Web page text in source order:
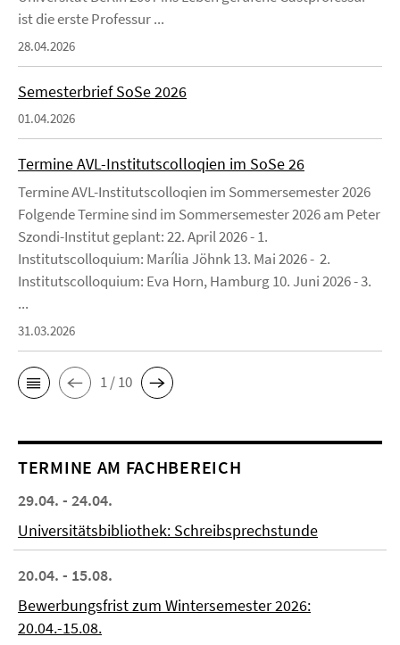
ist die erste Professur ...
28.04.2026
Semesterbrief SoSe 2026
01.04.2026
Termine AVL-Institutscolloqien im SoSe 26
Termine AVL-Institutscolloqien im Sommersemester 2026
Folgende Termine sind im Sommersemester 2026 am Peter
Szondi-Institut geplant: 22. April 2026 - 1.
Institutscolloquium: Marília Jöhnk 13. Mai 2026 - 2.
Institutscolloquium: Eva Horn, Hamburg 10. Juni 2026 - 3.
...
31.03.2026
1 / 10
TERMINE AM FACHBEREICH
29.04. - 24.04.
Universitätsbibliothek: Schreibsprechstunde
20.04. - 15.08.
Bewerbungsfrist zum Wintersemester 2026:
20.04.-15.08.